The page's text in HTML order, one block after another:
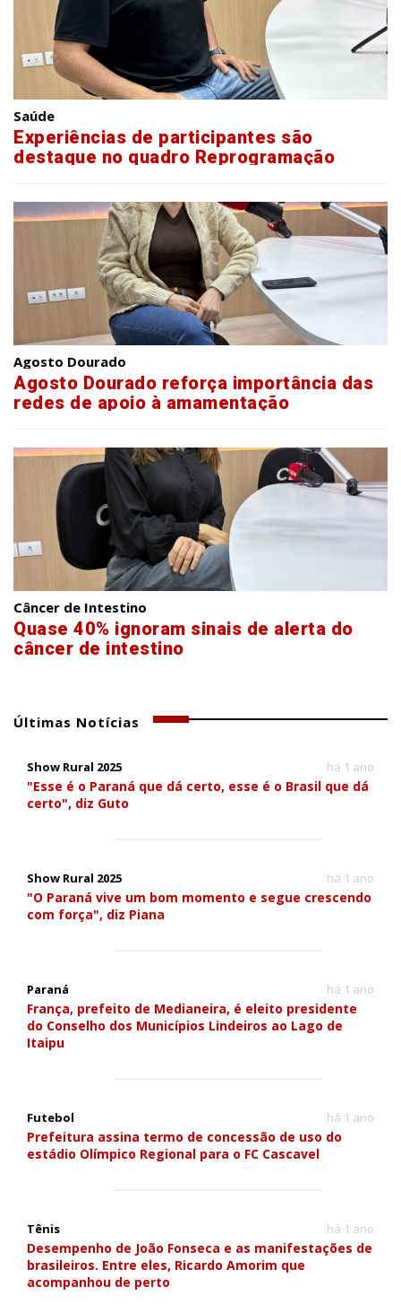
Saúde
Experiências de participantes são
destaque no quadro Reprogramação
Agosto Dourado
Agosto Dourado reforça importância das
redes de apoio à amamentação
Câncer de Intestino
Quase 40% ignoram sinais de alerta do
câncer de intestino
Últimas Notícias
Show Rural 2025 há 1 ano
"Esse é o Paraná que dá certo, esse é o Brasil que dá
certo", diz Guto
Show Rural 2025 há 1 ano
"O Paraná vive um bom momento e segue crescendo
com força", diz Piana
Paraná há 1 ano
França, prefeito de Medianeira, é eleito presidente
do Conselho dos Municípios Lindeiros ao Lago de
Itaipu
Futebol há 1 ano
Prefeitura assina termo de concessão de uso do
estádio Olímpico Regional para o FC Cascavel
Tênis há 1 ano
Desempenho de João Fonseca e as manifestações de
brasileiros. Entre eles, Ricardo Amorim que
acompanhou de perto